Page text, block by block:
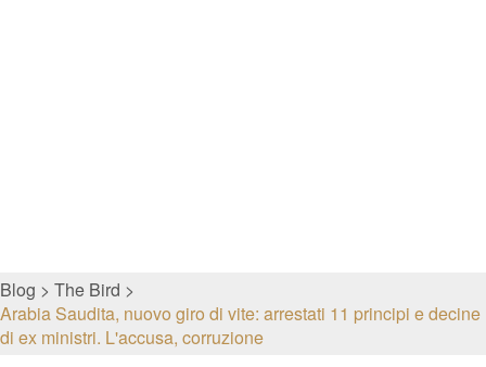
Blog
The Bird
Arabia Saudita, nuovo giro di vite: arrestati 11 principi e decine
di ex ministri. L'accusa, corruzione